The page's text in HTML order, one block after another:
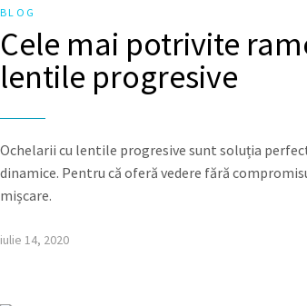
BLOG
Cele mai potrivite
lentile progresive
Ochelarii cu lentile progresive sunt soluția
dinamice. Pentru că oferă vedere fără
mișcare.
iulie 14, 2020